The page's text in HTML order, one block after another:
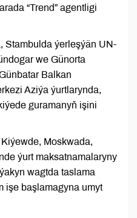
“Trend” agentligi
Stambulda ýerleşýän UN-
we Günorta
Balkan
Aziýa ýurtlarynda,
guramanyň işini
Moskwada,
ýurt maksatnamalaryny
wagtda taslama
işe başlamagyna umyt